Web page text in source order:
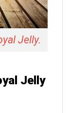
Jelly.
Jelly